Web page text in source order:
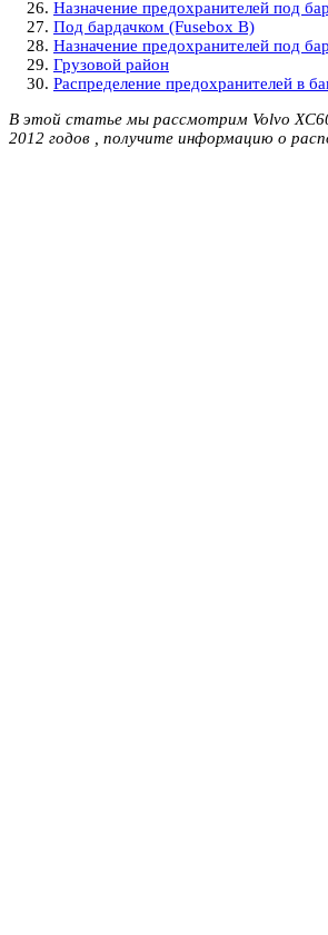
Назначение предохранителей под
Под бардачком (Fusebox B)
Назначение предохранителей под
Грузовой район
Распределение предохранителей в
В этой статье мы рассмотрим Volvo XC60
2012 годов , получите информацию о